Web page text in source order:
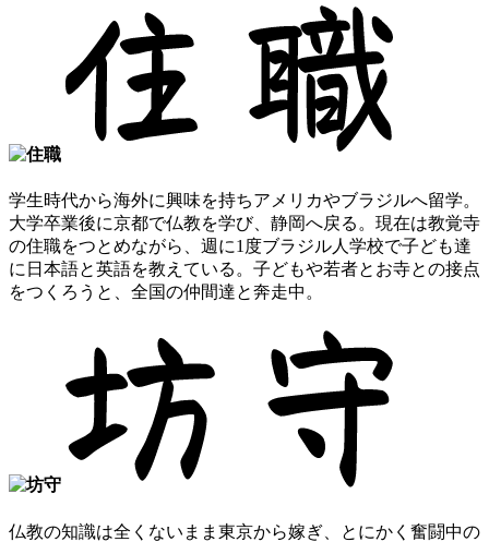
学生時代から海外に興味を持ちアメリカやブラジルへ留学。
大学卒業後に京都で仏教を学び、静岡へ戻る。現在は教覚寺
の住職をつとめながら、週に1度ブラジル人学校で子ども達
に日本語と英語を教えている。子どもや若者とお寺との接点
をつくろうと、全国の仲間達と奔走中。
仏教の知識は全くないまま東京から嫁ぎ、とにかく奮闘中の